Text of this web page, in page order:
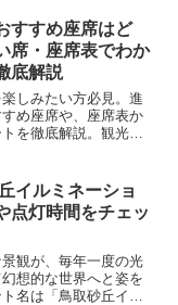
すすめ座席はど
席・座席表でわか
底解説
しみたい方必見。進
め座席や、座席表か
を徹底解説。観光・
イルミネーショ
点灯時間をチェッ
観が、毎年一度の光
想的な世界へと姿を
名は「鳥取砂丘イル